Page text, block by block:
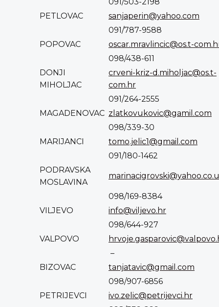
PETLOVAC
sanjaperin@yahoo.com
091/787-9588
POPOVAC
oscar.mravlincic@os.t-
098/438-611
DONJI
MIHOLJAC
crveni-kriz-d.miholjac@os.t-
com.hr
091/264-2555
MAGADENOVAC zlatkovukovic@gamil.com
098/339-30
MARIJANCI
tomo.jelic1@gmail.com
091/180-1462
PODRAVSKA
MOSLAVINA
098/169-8384
VILJEVO
info@viljevo.hr
098/644-927
VALPOVO
–
BIZOVAC
tanjatavic@gmail.com
098/907-6856
PETRIJEVCI
ivo.zelic@petrijevci.hr